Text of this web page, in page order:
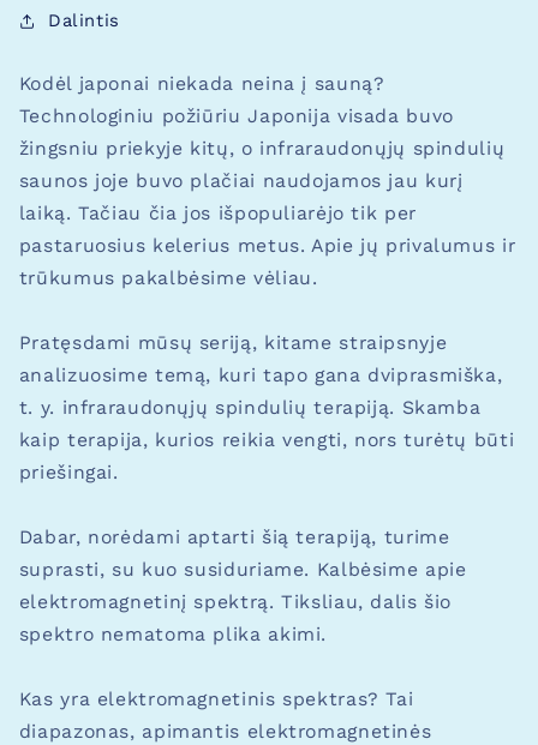
Dalintis
Kodėl japonai niekada neina į sauną?
Technologiniu požiūriu Japonija visada buvo
žingsniu priekyje kitų, o infraraudonųjų spindulių
saunos joje buvo plačiai naudojamos jau kurį
laiką. Tačiau čia jos išpopuliarėjo tik per
pastaruosius kelerius metus. Apie jų privalumus ir
trūkumus pakalbėsime vėliau.
Pratęsdami mūsų seriją, kitame straipsnyje
analizuosime temą, kuri tapo gana dviprasmiška,
t. y. infraraudonųjų spindulių terapiją. Skamba
kaip terapija, kurios reikia vengti, nors turėtų būti
priešingai.
Dabar, norėdami aptarti šią terapiją, turime
suprasti, su kuo susiduriame. Kalbėsime apie
elektromagnetinį spektrą. Tiksliau, dalis šio
spektro nematoma plika akimi.
Kas yra elektromagnetinis spektras? Tai
diapazonas, apimantis elektromagnetinės